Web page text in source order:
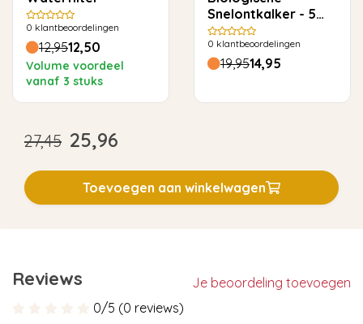
0 klantbeoordelingen
12,9512,50
Volume voordeel
vanaf 3 stuks
Snelontkalker - 5
keer ontkalken
0 klantbeoordelingen
19,9514,95
27,45 25,96
Toevoegen aan winkelwagen
Reviews
Je beoordeling toevoegen
0/5 (0 reviews)